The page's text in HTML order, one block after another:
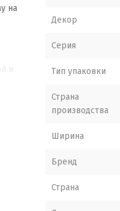
на
и
Декор
Серия
Тип упаковки
Страна
производства
Ширина
Бренд
Страна